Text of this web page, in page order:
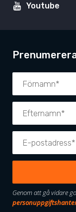
Youtube
Genom att gå vidare